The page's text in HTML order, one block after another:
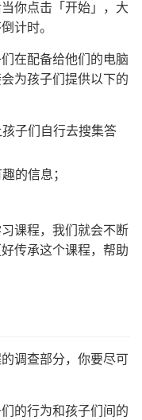
你点击「开始」，大
计时。
在配备给他们的电脑
为孩子们提供以下的
子们自行去搜集答
的信息；
课程，我们就会不断
传承这个课程，帮助
调查部分，你要尽可
的行为和孩子们间的